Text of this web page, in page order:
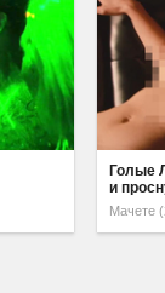
Голые
и
Мачете